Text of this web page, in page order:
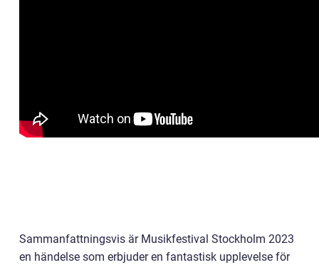
Sammanfattningsvis är Musikfestival Stockholm 2023
en händelse som erbjuder en fantastisk upplevelse för